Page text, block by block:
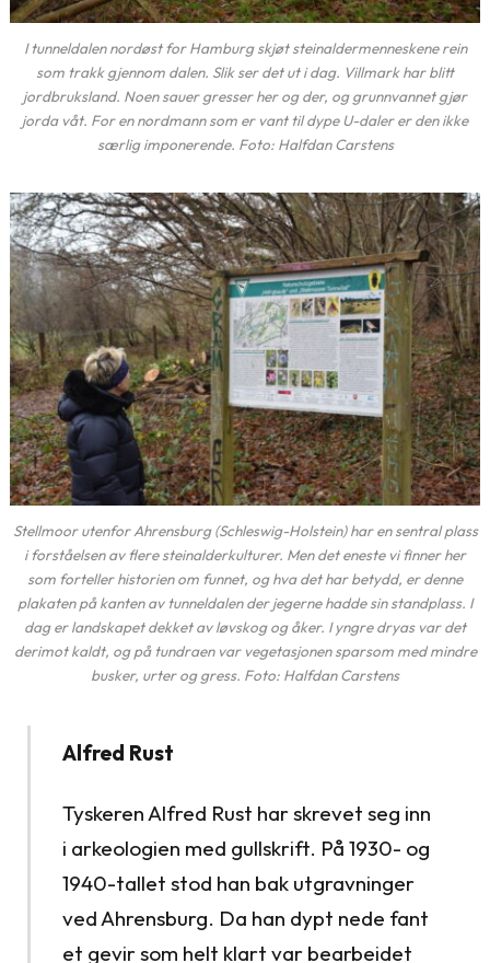
I tunneldalen nordøst for Hamburg skjøt steinaldermenneskene rein
som trakk gjennom dalen. Slik ser det ut i dag. Villmark har blitt
jordbruksland. Noen sauer gresser her og der, og grunnvannet gjør
jorda våt. For en nordmann som er vant til dype U-daler er den ikke
særlig imponerende. Foto: Halfdan Carstens
Stellmoor utenfor Ahrensburg (Schleswig-Holstein) har en sentral plass
i forståelsen av flere steinalderkulturer. Men det eneste vi finner her
som forteller historien om funnet, og hva det har betydd, er denne
plakaten på kanten av tunneldalen der jegerne hadde sin standplass. I
dag er landskapet dekket av løvskog og åker. I yngre dryas var det
derimot kaldt, og på tundraen var vegetasjonen sparsom med mindre
busker, urter og gress. Foto: Halfdan Carstens
Alfred Rust
Tyskeren Alfred Rust har skrevet seg inn
i arkeologien med gullskrift. På 1930- og
1940-tallet stod han bak utgravninger
ved Ahrensburg. Da han dypt nede fant
et gevir som helt klart var bearbeidet